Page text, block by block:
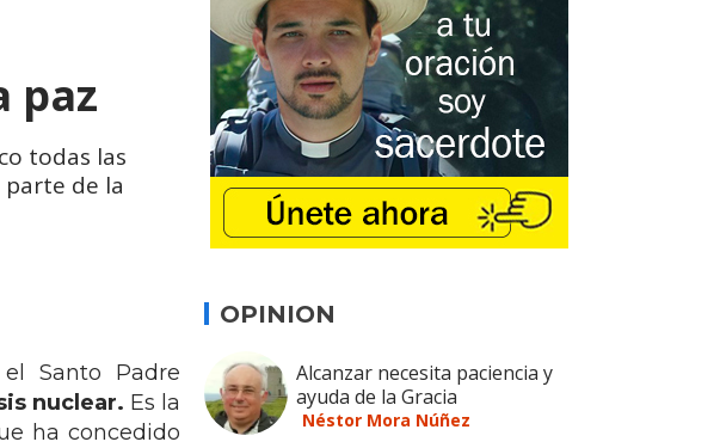
paz
todas las
parte de la
Santo Padre
nuclear. Es la
ha concedido
OPINION
Alcanzar necesita paciencia y
ayuda de la Gracia
Néstor Mora Núñez